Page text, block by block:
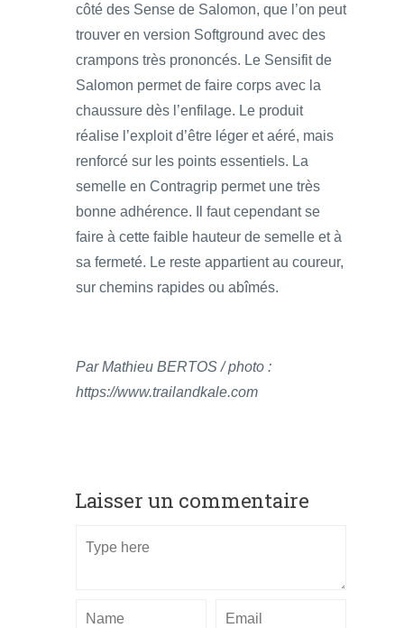
côté des Sense de Salomon, que l’on peut
trouver en version Softground avec des
crampons très prononcés. Le Sensifit de
Salomon permet de faire corps avec la
chaussure dès l’enfilage. Le produit
réalise l’exploit d’être léger et aéré, mais
renforcé sur les points essentiels. La
semelle en Contragrip permet une très
bonne adhérence. Il faut cependant se
faire à cette faible hauteur de semelle et à
sa fermeté. Le reste appartient au coureur,
sur chemins rapides ou abîmés.
Par Mathieu BERTOS / photo :
https://www.trailandkale.com
Laisser un commentaire